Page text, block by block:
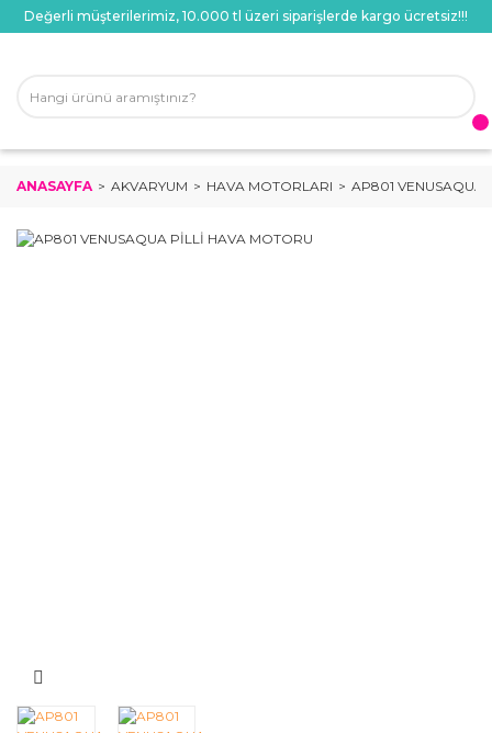
Değerli müşterilerimiz, 10.000 tl üzeri siparişlerde kargo ücretsiz!!!
ANASAYFA AKVARYUM HAVA MOTORLARI AP801 VENUSAQUA